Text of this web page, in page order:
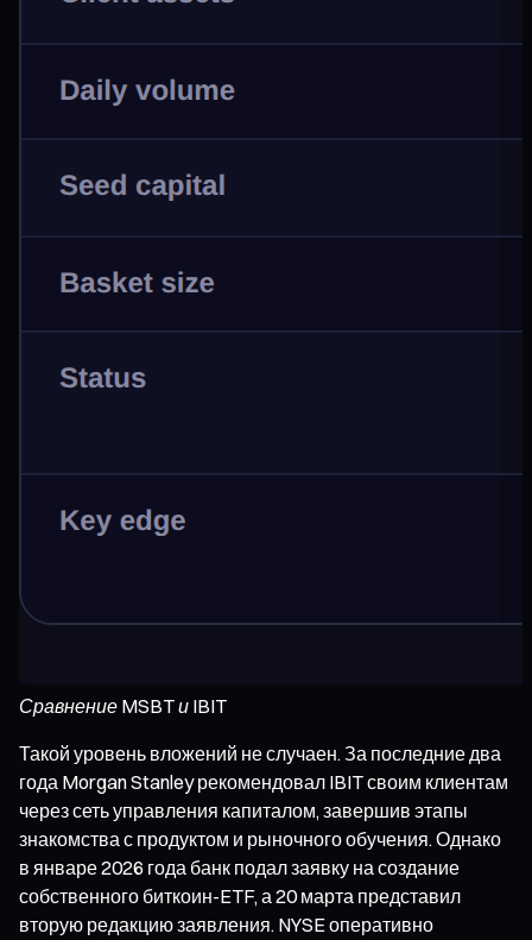
Сравнение MSBT и IBIT
Такой уровень вложений не случаен. За последние два
года Morgan Stanley рекомендовал IBIT своим клиентам
через сеть управления капиталом, завершив этапы
знакомства с продуктом и рыночного обучения. Однако
в январе 2026 года банк подал заявку на создание
собственного биткоин-ETF, а 20 марта представил
вторую редакцию заявления. NYSE оперативно